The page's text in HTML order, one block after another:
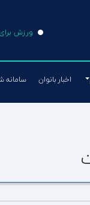
ورزش
اخبار بانوان سامانه